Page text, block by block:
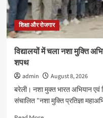
नन्हे
शिवभक्त
करेंगे
रुद्राभिषेक,
स्कूलों
बच्चों
मिलेगा
मौका
शिक्षा और रोजगार
विद्यालयों में चला नशा मुक्ति
शपथ
admin
August 8, 2026
बरेली। नशा मुक्त भारत अभियान एवं
संचालित "नशा मुक्ति प्रतिज्ञा
Read